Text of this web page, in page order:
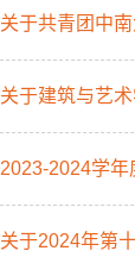
关于共青团中
关于建筑与艺
2023-2024学
关于2024年第